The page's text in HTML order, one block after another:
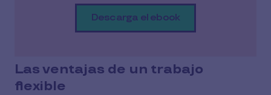
Descarga el ebook
Las ventajas de un trabajo
flexible